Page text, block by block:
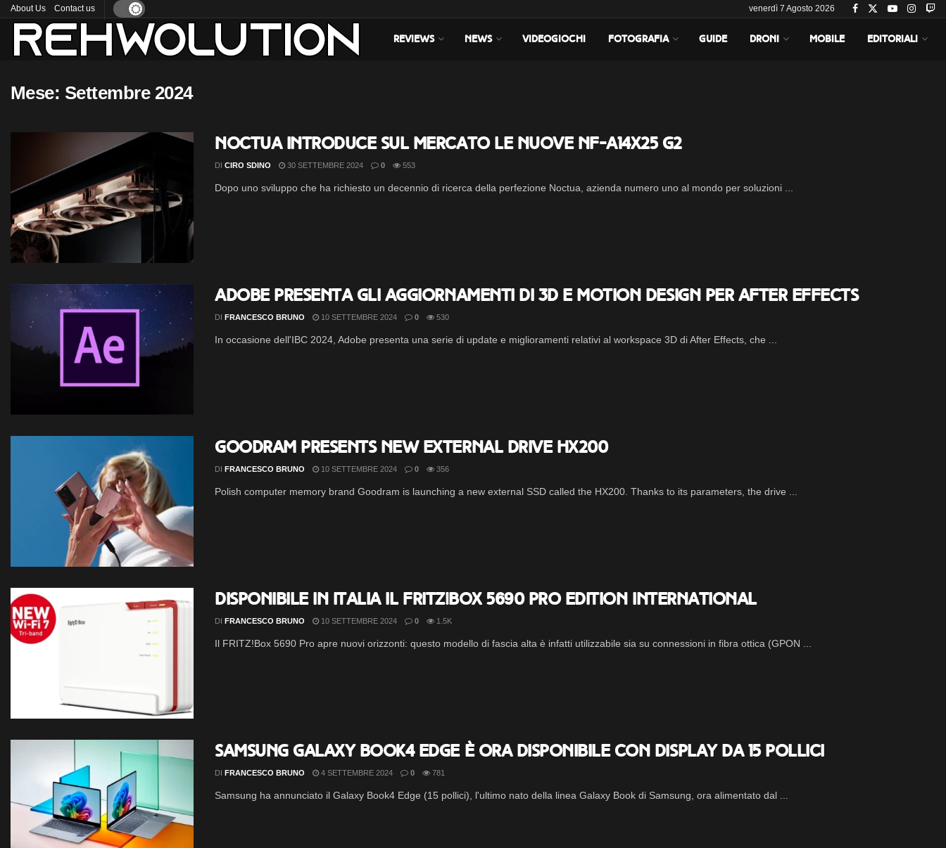
About Us Contact us venerdì 7 Agosto 2026
REVIEWS NEWS VIDEOGIOCHI FOTOGRAFIA GUIDE DRONI MOBILE EDITORIALI
Mese: Settembre 2024
Noctua introduce sul mercato le nuove NF-A14x25 G2
DI CIRO SDINO 30 SETTEMBRE 2024 0 553
Dopo uno sviluppo che ha richiesto un decennio di ricerca della perfezione Noctua, azienda numero uno al mondo per soluzioni ...
Adobe presenta gli aggiornamenti di 3D e Motion Design per After Effects
DI FRANCESCO BRUNO 10 SETTEMBRE 2024 0 530
In occasione dell'IBC 2024, Adobe presenta una serie di update e miglioramenti relativi al workspace 3D di After Effects, che ...
Goodram presents new external drive HX200
DI FRANCESCO BRUNO 10 SETTEMBRE 2024 0 356
Polish computer memory brand Goodram is launching a new external SSD called the HX200. Thanks to its parameters, the drive ...
Disponibile in Italia il FRITZ!Box 5690 Pro Edition International
DI FRANCESCO BRUNO 10 SETTEMBRE 2024 0 1.5K
Il FRITZ!Box 5690 Pro apre nuovi orizzonti: questo modello di fascia alta è infatti utilizzabile sia su connessioni in fibra ottica (GPON ...
Samsung Galaxy Book4 Edge è ora disponibile con display da 15 pollici
DI FRANCESCO BRUNO 4 SETTEMBRE 2024 0 781
Samsung ha annunciato il Galaxy Book4 Edge (15 pollici), l'ultimo nato della linea Galaxy Book di Samsung, ora alimentato dal ...